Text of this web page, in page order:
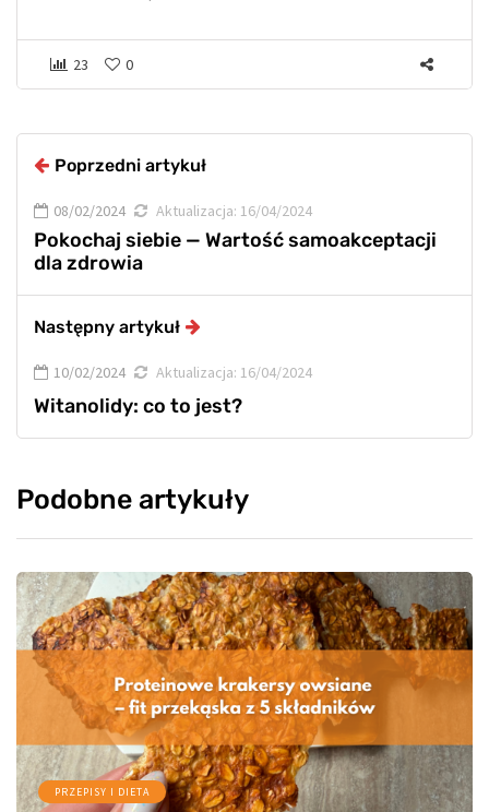
23 0
Poprzedni artykuł
08/02/2024 Aktualizacja: 16/04/2024
Pokochaj siebie — Wartość samoakceptacji
dla zdrowia
Następny artykuł
10/02/2024 Aktualizacja: 16/04/2024
Witanolidy: co to jest?
Podobne artykuły
PRZEPISY I DIETA